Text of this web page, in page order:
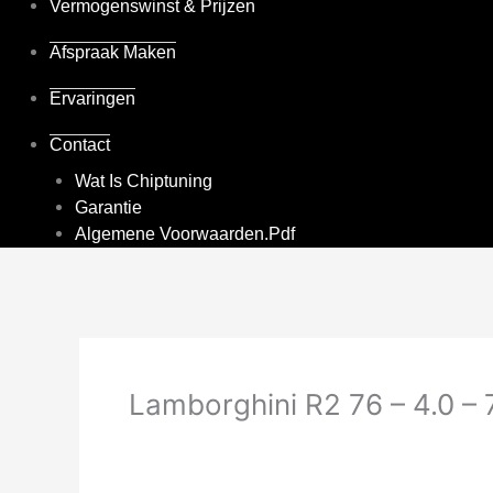
Vermogenswinst & Prijzen
Afspraak Maken
Ervaringen
Contact
Wat Is Chiptuning
Garantie
Algemene Voorwaarden.pdf
Lamborghini R2 76 – 4.0 –